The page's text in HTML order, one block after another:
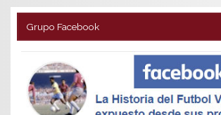
Grupo Facebook